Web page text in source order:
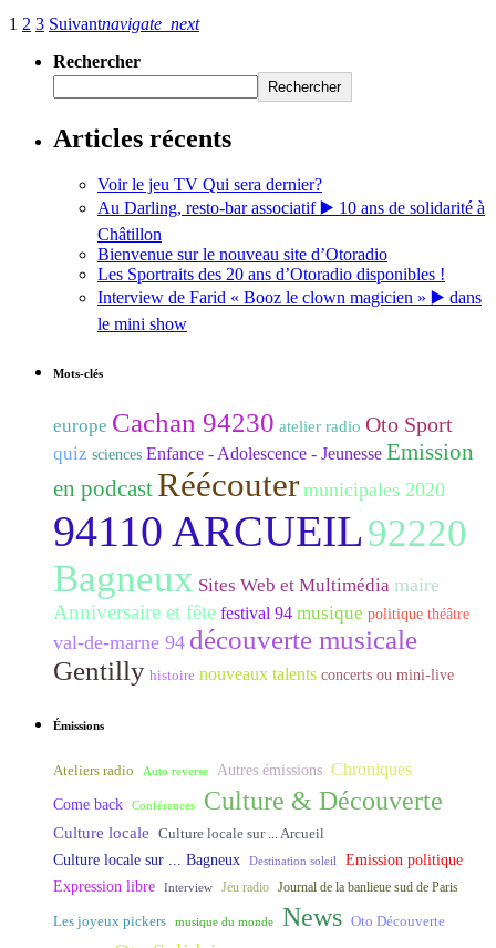
1 2 3 Suivantnavigate_next
Rechercher
Rechercher
Articles récents
Voir le jeu TV Qui sera dernier?
Au Darling, resto-bar associatif ▶️ 10 ans de solidarité à
Châtillon
Bienvenue sur le nouveau site d’Otoradio
Les Sportraits des 20 ans d’Otoradio disponibles !
Interview de Farid « Booz le clown magicien » ▶️ dans
le mini show
Mots-clés
europe Cachan 94230 atelier radio Oto Sport
quiz sciences Enfance - Adolescence - Jeunesse Emission
en podcast Réécouter municipales 2020
94110 ARCUEIL92220
Bagneux Sites Web et Multimédia maire
Anniversaire et fête festival 94 musique politique théâtre
val-de-marne 94 découverte musicale
Gentilly histoire nouveaux talents concerts ou mini-live
Émissions
Ateliers radio Auto reverse Autres émissions Chroniques
Come back Conférences Culture & Découverte
Culture locale Culture locale sur ... Arcueil
Culture locale sur ... Bagneux Destination soleil Emission politique
Expression libre Interview Jeu radio Journal de la banlieue sud de Paris
Les joyeux pickers musique du monde News Oto Découverte